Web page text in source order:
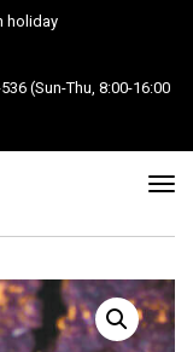
holiday
(Sun-Thu, 8:00-16:00